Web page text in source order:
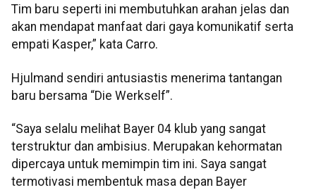
Tim baru seperti ini membutuhkan arahan jelas dan
akan mendapat manfaat dari gaya komunikatif serta
empati Kasper,” kata Carro.
Hjulmand sendiri antusiastis menerima tantangan
baru bersama “Die Werkself”.
“Saya selalu melihat Bayer 04 klub yang sangat
terstruktur dan ambisius. Merupakan kehormatan
dipercaya untuk memimpin tim ini. Saya sangat
termotivasi membentuk masa depan Bayer